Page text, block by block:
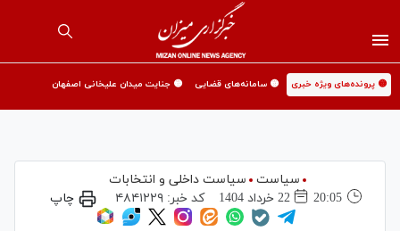
🟡 پرونده‌های ویژه خبری 🟡 سامانه‌های قضایی 🟡 جنایت میدان علیخانی اصفهان
سیاست
سیاست داخلی و انتخابات
20:05
22 خرداد 1404 کد خبر:۴۸۴۱۲۲۹ چاپ